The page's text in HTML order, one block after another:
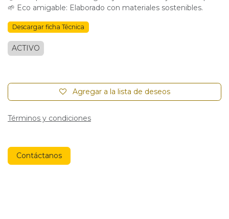
🌱 Eco amigable: Elaborado con materiales sostenibles.
Descargar ficha Técnica
ACTIVO
Agregar a la lista de deseos
Términos y condiciones
Contáctanos